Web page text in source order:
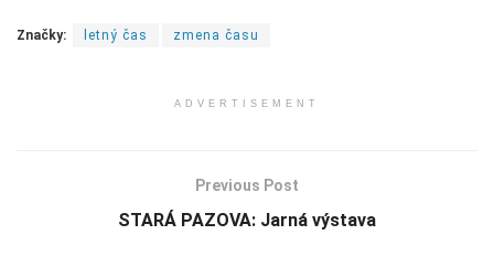
Značky: letný čas zmena času
ADVERTISEMENT
Previous Post
STARÁ PAZOVA: Jarná výstava